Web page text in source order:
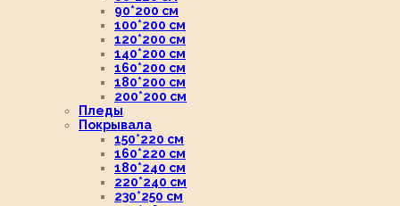
90*200 см
100*200 см
120*200 см
140*200 см
160*200 см
180*200 см
200*200 см
Пледы
Покрывала
150*220 см
160*220 см
180*240 см
220*240 см
230*250 см